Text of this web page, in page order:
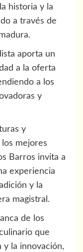
historia y la
a través de
aporta un
a la oferta
a los
y
y
mejores
Barros invita a
experiencia
y la
magistral.
de los
que
la innovación,